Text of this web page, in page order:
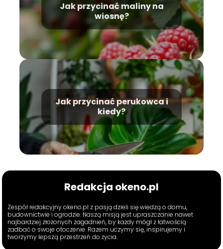
Jak przycinać maliny na
wiosnę?
Jak przycinać perukowca i
kiedy?
Redakcja okeno.pl
Zespół redakcyjny okeno.pl z pasją dzieli się wiedzą o domu,
budownictwie i ogrodzie. Naszą misją jest upraszczanie nawet
najbardziej złożonych zagadnień, by każdy mógł z łatwością
zadbać o swoje otoczenie. Razem uczymy się, inspirujemy i
tworzymy lepszą przestrzeń do życia.